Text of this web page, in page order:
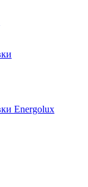
Energolux